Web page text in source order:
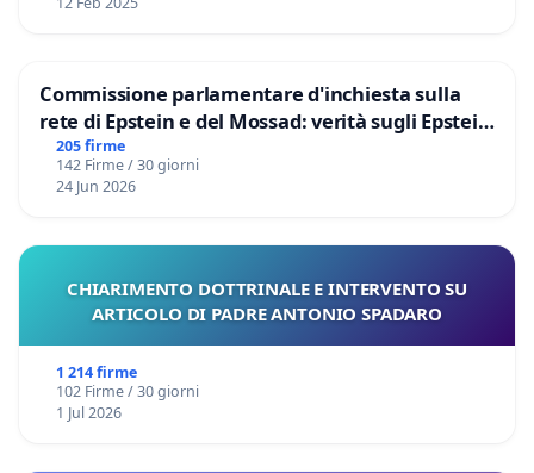
Commissione parlamentare d'inchiesta sulla
rete di Epstein e del Mossad: verità sugli Epstein
Files
205 firme
142 Firme / 30 giorni
24 Jun 2026
CHIARIMENTO DOTTRINALE E INTERVENTO SU
ARTICOLO DI PADRE ANTONIO SPADARO
1 214 firme
102 Firme / 30 giorni
1 Jul 2026